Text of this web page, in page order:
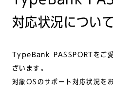
対応状況について
TypeBank PASSPORTをご愛
ざいます。
対象OSのサポート対応状況を